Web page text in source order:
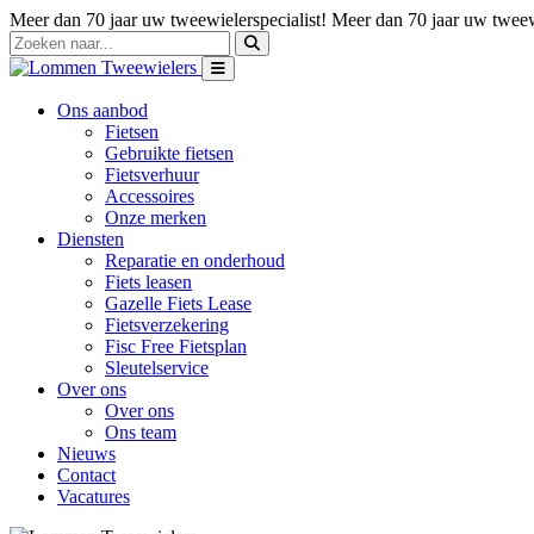
Meer dan 70 jaar uw tweewielerspecialist! Meer dan 70 jaar uw
Ons aanbod
Fietsen
Gebruikte fietsen
Fietsverhuur
Accessoires
Onze merken
Diensten
Reparatie en onderhoud
Fiets leasen
Gazelle Fiets Lease
Fietsverzekering
Fisc Free Fietsplan
Sleutelservice
Over ons
Over ons
Ons team
Nieuws
Contact
Vacatures